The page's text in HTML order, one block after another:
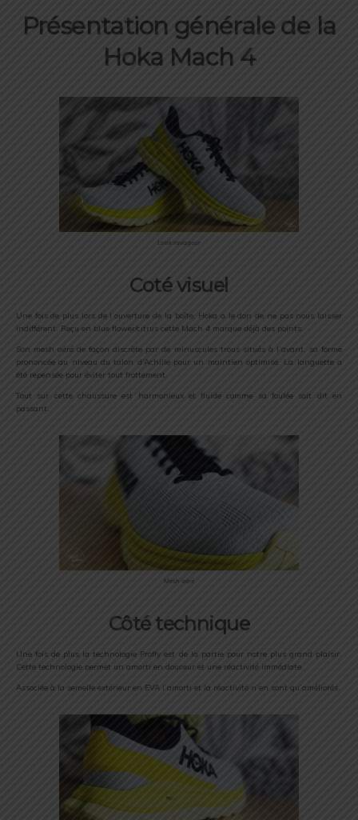
Présentation générale de la
Hoka Mach 4
Look ravageur
Coté visuel
Une fois de plus lors de l’ouverture de la boîte, Hoka a le don de ne pas nous laisser
indifférent. Reçu en blue flower/citrus cette Mach 4 marque déjà des points.
Son mesh aéré de façon discrète par de minuscules trous situés à l’avant, sa forme
prononcée au niveau du talon d’Achille pour un maintien optimisé. La languette a
été repensée pour éviter tout frottement.
Tout sur cette chaussure est harmonieux et fluide comme sa foulée soit dit en
passant.
Mesh aéré
Côté technique
Une fois de plus la technologie Profly est de la partie pour notre plus grand plaisir.
Cette technologie permet un amorti en douceur et une réactivité immédiate.
Associée à la semelle extérieur en EVA l’amorti et la réactivité n’en sont qu’améliorés.